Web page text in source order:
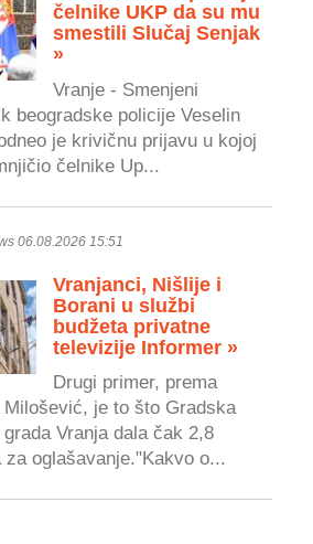
čelnike UKP da su mu
smestili Slučaj Senjak
»
Vranje - Smenjeni
beogradske policije Veselin
je krivičnu prijavu u kojoj
čelnike Up...
06.08.2026 15:51
Vranjanci, Nišlije i
Borani u službi
budžeta privatne
televizije Informer »
Drugi primer, prema
Milošević, je to što Gradska
grada Vranja dala čak 2,8
za oglašavanje."Kakvo o...